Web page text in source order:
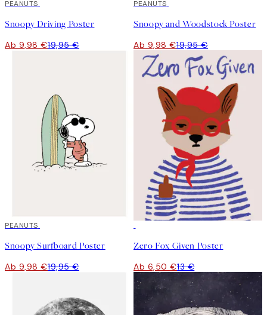
50%*
PEANUTS
Snoopy Driving Poster
Ab 9,98 €19,95 €
50%*
PEANUTS
Snoopy and Woodstock Poster
Ab 9,98 €19,95 €
50%*
PEANUTS
Snoopy Surfboard Poster
Ab 9,98 €19,95 €
Zero Fox Given Poster
Ab 6,50 €13 €